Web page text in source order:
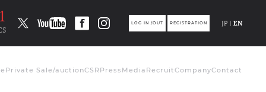
LOG IN /OUT REGISTRATION JP | EN
Private Sale/auctionCSRPress Media RecruitCompanyContact